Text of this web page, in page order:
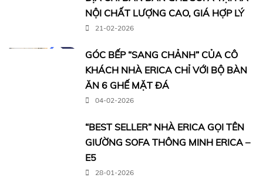
NỘI CHẤT LƯỢNG CAO, GIÁ HỢP LÝ
21-02-2026
GÓC BẾP “SANG CHẢNH” CỦA CÔ
KHÁCH NHÀ ERICA CHỈ VỚI BỘ BÀN
ĂN 6 GHẾ MẶT ĐÁ
04-02-2026
“BEST SELLER” NHÀ ERICA GỌI TÊN
GIƯỜNG SOFA THÔNG MINH ERICA –
E5
28-01-2026